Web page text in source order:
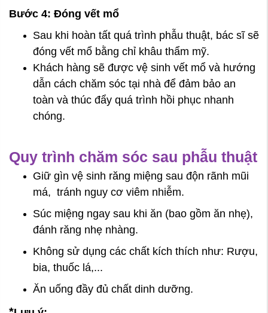
Bước 4: Đóng vết mổ
Sau khi hoàn tất quá trình phẫu thuật, bác sĩ sẽ
đóng vết mổ bằng chỉ khâu thẩm mỹ.
Khách hàng sẽ được vệ sinh vết mổ và hướng
dẫn cách chăm sóc tại nhà để đảm bảo an
toàn và thúc đẩy quá trình hồi phục nhanh
chóng.
Quy trình chăm sóc sau phẫu thuật
Giữ gìn vệ sinh răng miệng sau độn rãnh mũi
má, tránh nguy cơ viêm nhiễm.
Súc miệng ngay sau khi ăn (bao gồm ăn nhẹ),
đánh răng nhẹ nhàng.
Không sử dụng các chất kích thích như: Rượu,
bia, thuốc lá,...
Ăn uống đầy đủ chất dinh dưỡng.